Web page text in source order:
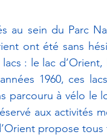
au sein du Parc
ont été sans
: le lac
1960, ces
parcouru à vélo le
aux activités
propose